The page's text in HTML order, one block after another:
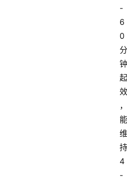
-
6
0
分
钟
起
效
，
能
维
持
4
-